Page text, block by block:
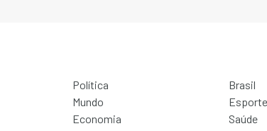
Política
Brasil
Mundo
Esporte
Economia
Saúde